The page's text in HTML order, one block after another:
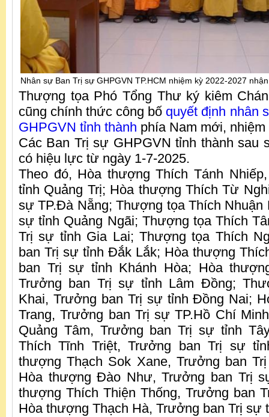
Nhân sự Ban Trị sự GHPGVN TP.HCM nhiệm kỳ 2022-2027
Thượng tọa Phó Tổng Thư ký kiêm
cũng chính thức công bố quyết định nhân
GHPGVN tỉnh thành phía Nam mới,
Các Ban Trị sự GHPGVN tỉnh thành sau
có hiệu lực từ ngày 1-7-2025.
Theo đó, Hòa thượng Thích Tánh
tỉnh Quảng Trị; Hòa thượng Thích Từ
sự TP.Đà Nẵng; Thượng tọa Thích Nhuận
sự tỉnh Quảng Ngãi; Thượng tọa Thích
Trị sự tỉnh Gia Lai; Thượng tọa Thích
ban Trị sự tỉnh Đắk Lắk; Hòa thượng
ban Trị sự tỉnh Khánh Hòa; Hòa
Trưởng ban Trị sự tỉnh Lâm Đồng;
Khai, Trưởng ban Trị sự tỉnh Đồng Nai;
Trang, Trưởng ban Trị sự TP.Hồ Chí
Quảng Tâm, Trưởng ban Trị sự tỉnh
Thích Tĩnh Triệt, Trưởng ban Trị sự
thượng Thạch Sok Xane, Trưởng ban
Hòa thượng Đào Như, Trưởng ban Trị
thượng Thích Thiện Thống, Trưởng ban
Hòa thượng Thạch Hà, Trưởng ban Trị sự